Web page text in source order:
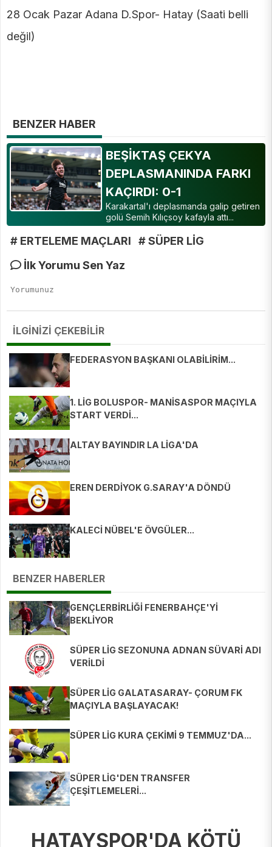
28 Ocak Pazar Adana D.Spor- Hatay (Saati belli
değil)
BENZER HABER
BEŞİKTAŞ ÇEKYA
DEPLASMANINDA FARKI
KAÇIRDI: 0-1
Karakartal'ı deplasmanda galip getiren
golü Semih Kılıçsoy kafayla attı...
# ERTELEME MAÇLARI
# SÜPER LİG
İlk Yorumu Sen Yaz
İLGİNİZİ ÇEKEBİLİR
FEDERASYON BAŞKANI OLABİLİRİM...
1. LİG BOLUSPOR- MANİSASPOR MAÇIYLA
START VERDİ...
ALTAY BAYINDIR LA LİGA'DA
EREN DERDİYOK G.SARAY'A DÖNDÜ
KALECİ NÜBEL'E ÖVGÜLER...
BENZER HABERLER
GENÇLERBİRLİĞİ FENERBAHÇE'Yİ
BEKLİYOR
SÜPER LİG SEZONUNA ADNAN SÜVARİ ADI
VERİLDİ
SÜPER LİG GALATASARAY- ÇORUM FK
MAÇIYLA BAŞLAYACAK!
SÜPER LİG KURA ÇEKİMİ 9 TEMMUZ'DA...
SÜPER LİG'DEN TRANSFER
ÇEŞİTLEMELERİ...
HATAYSPOR'DA KÖTÜ